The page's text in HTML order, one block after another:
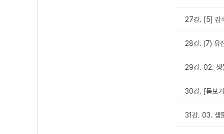
27강. [5] 감
28강. (7) 유
29강. 02. 생
30강. [돋보
31강. 03. 생